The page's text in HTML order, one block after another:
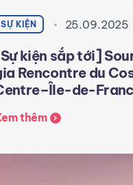
SỰ KIỆN 25.09.2025
kiện sắp tới]
Rencontre du
de-
thêm